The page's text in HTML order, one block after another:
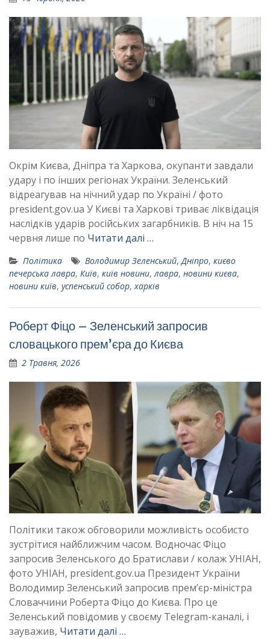
Окрім Києва, Дніпра та Харкова, окупанти завдали
удару і по інших регіонах України. Зеленський
відреагував на нічний удар по Україні / фото
president.gov.ua У Києві та Харкові триває ліквідація
наслідків ударів російських загарбників. В ніч на 15
червня лише по Читати далі …
Політика Володимир Зеленський, Дніпро, києво
печерська лавра, Київ, київ новини, лавра, новини києва,
новини київ, успенський собор, харків
Роберт Фіцо – Зеленський запросив
словацького премʼєра до Києва
2 Травня, 2026
Політики також обговорили можливість особисто
зустрітися найближчим часом. Водночас Фіцо
запросив Зеленського до Братислави / колаж УНІАН,
фото УНІАН, president.gov.ua Президент України
Володимир Зеленський запросив премʼєр-міністра
Словаччини Роберта Фіцо до Києва. Про це
Зеленський повідомив у своєму Telegram-каналі, і
зауважив, Читати далі …